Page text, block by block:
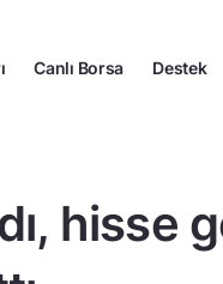
Canlı Borsa Destek
hisse